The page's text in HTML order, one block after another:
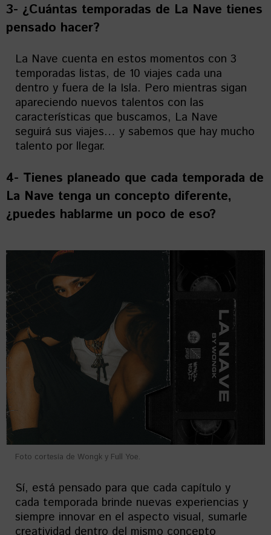
3- ¿Cuántas temporadas de La Nave tienes
pensado hacer?
La Nave cuenta en estos momentos con 3
temporadas listas, de 10 viajes cada una
dentro y fuera de la Isla. Pero mientras sigan
apareciendo nuevos talentos con las
características que buscamos, La Nave
seguirá sus viajes… y sabemos que hay mucho
talento por llegar.
4- Tienes planeado que cada temporada de
La Nave tenga un concepto diferente,
¿puedes hablarme un poco de eso?
Foto cortesía de Wongk y Full Yoe.
Sí, está pensado para que cada capítulo y
cada temporada brinde nuevas experiencias y
siempre innovar en el aspecto visual, sumarle
creatividad dentro del mismo concepto